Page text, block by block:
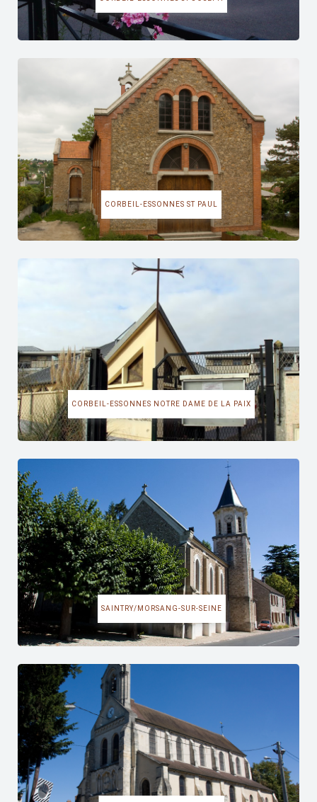
CORBEIL-ESSONNES ST PAUL
CORBEIL-ESSONNES NOTRE DAME DE LA PAIX
SAINTRY/MORSANG-SUR-SEINE